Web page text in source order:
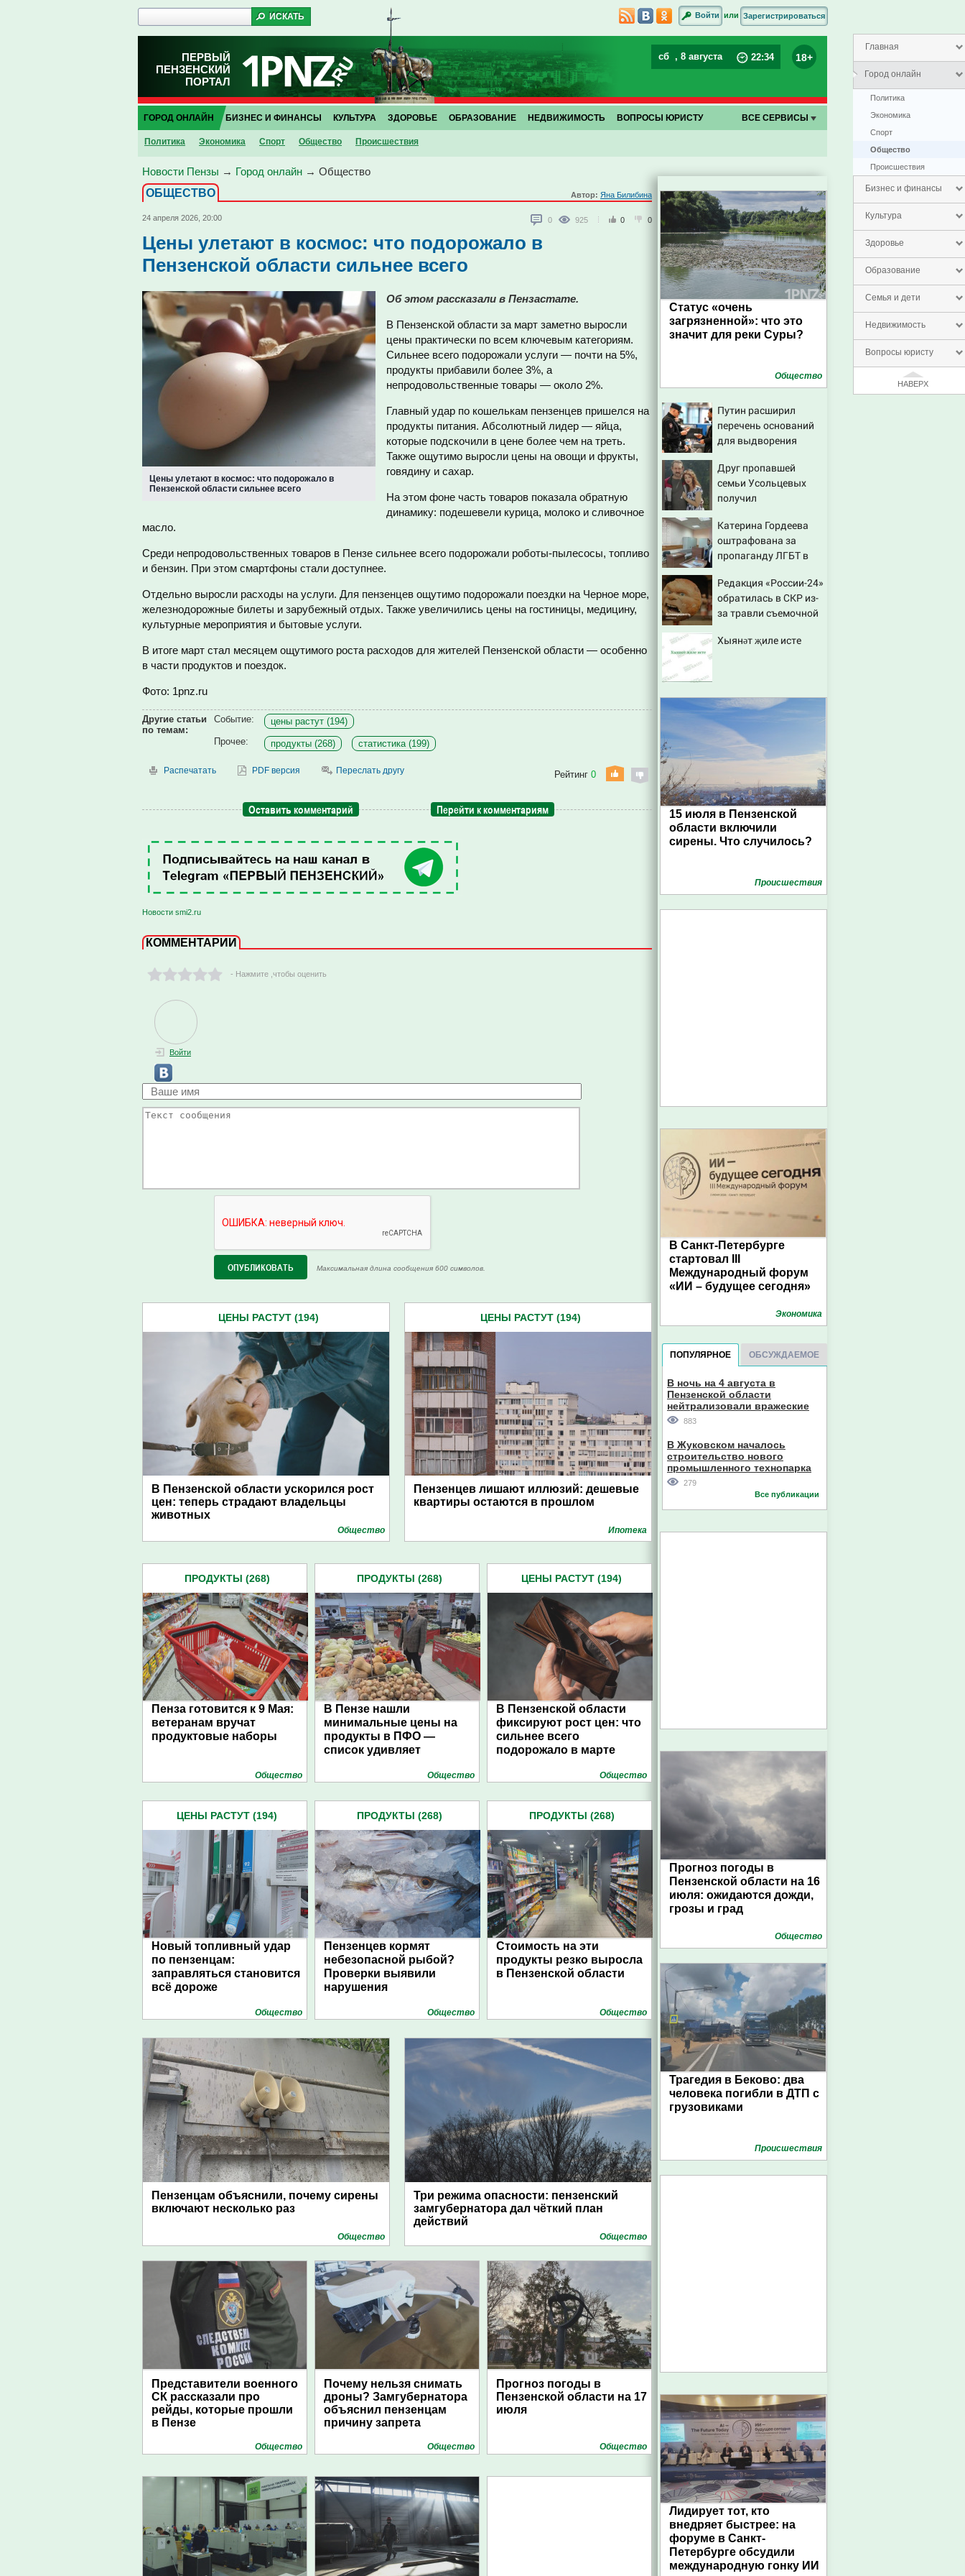
Главная
Город онлайн
Политика
Экономика
Спорт
Общество
Проиcшествия
Бизнес и финансы
Культура
Здоровье
Образование
Семья и дети
Недвижимость
Вопросы юристу
НАВЕРХ
Войти или Зарегистрироваться
ПЕРВЫЙ
ПЕНЗЕНСКИЙ
ПОРТАЛ
сб , 8 августа 22:34 18+
ГОРОД ОНЛАЙН
Политика Экономика Спорт Общество Проиcшествия
БИЗНЕС И ФИНАНСЫ КУЛЬТУРА ЗДОРОВЬЕ ОБРАЗОВАНИЕ НЕДВИЖИМОСТЬ ВОПРОСЫ ЮРИСТУ ВСЕ СЕРВИСЫ
Новости Пензы → Город онлайн → Общество
ОБЩЕСТВО
Автор: Яна Билибина
24 апреля 2026, 20:00 0 925 0 0
Цены улетают в космос: что подорожало в
Пензенской области сильнее всего
Цены улетают в космос: что подорожало в
Пензенской области сильнее всего
Об этом рассказали в Пензастате.
В Пензенской области за март заметно выросли
цены практически по всем ключевым категориям.
Сильнее всего подорожали услуги — почти на 5%,
продукты прибавили более 3%, а
непродовольственные товары — около 2%.
Главный удар по кошелькам пензенцев пришелся на
продукты питания. Абсолютный лидер — яйца,
которые подскочили в цене более чем на треть.
Также ощутимо выросли цены на овощи и фрукты,
говядину и сахар.
На этом фоне часть товаров показала обратную
динамику: подешевели курица, молоко и сливочное
масло.
Среди непродовольственных товаров в Пензе сильнее всего подорожали роботы-пылесосы, топливо
и бензин. При этом смартфоны стали доступнее.
Отдельно выросли расходы на услуги. Для пензенцев ощутимо подорожали поездки на Черное море,
железнодорожные билеты и зарубежный отдых. Также увеличились цены на гостиницы, медицину,
культурные мероприятия и бытовые услуги.
В итоге март стал месяцем ощутимого роста расходов для жителей Пензенской области — особенно
в части продуктов и поездок.
Фото: 1pnz.ru
Другие статьи
по темам:
Событие:
цены растут (194)
Прочее:
продукты (268) статистика (199)
Распечатать PDF версия Переслать другу Рейтинг 0
Оставить комментарий Перейти к комментариям
Новости smi2.ru
КОММЕНТАРИИ
- Нажмите ,чтобы оценить
Войти
Максимальная длина сообщения 600 символов.
ЦЕНЫ РАСТУТ (194)
В Пензенской области ускорился рост
цен: теперь страдают владельцы
животных
Общество
ЦЕНЫ РАСТУТ (194)
Пензенцев лишают иллюзий: дешевые
квартиры остаются в прошлом
Ипотека
ПРОДУКТЫ (268)
Пенза готовится к 9 Мая:
ветеранам вручат
продуктовые наборы
Общество
ПРОДУКТЫ (268)
В Пензе нашли
минимальные цены на
продукты в ПФО —
список удивляет
Общество
ЦЕНЫ РАСТУТ (194)
В Пензенской области
фиксируют рост цен: что
сильнее всего
подорожало в марте
Общество
ЦЕНЫ РАСТУТ (194)
Новый топливный удар
по пензенцам:
заправляться становится
всё дороже
Общество
ПРОДУКТЫ (268)
Пензенцев кормят
небезопасной рыбой?
Проверки выявили
нарушения
Общество
ПРОДУКТЫ (268)
Стоимость на эти
продукты резко выросла
в Пензенской области
Общество
Пензенцам объяснили, почему сирены
включают несколько раз
Общество
Три режима опасности: пензенский
замгубернатора дал чёткий план
действий
Общество
Представители военного
СК рассказали про
рейды, которые прошли
в Пензе
Общество
Почему нельзя снимать
дроны? Замгубернатора
объяснил пензенцам
причину запрета
Общество
Прогноз погоды в
Пензенской области на 17
июля
Общество
Статус «очень
загрязненной»: что это
значит для реки Суры?
Общество
Путин расширил
перечень оснований
для выдворения
Друг пропавшей
семьи Усольцевых
получил
них
Катерина Гордеева
оштрафована за
пропаганду ЛГБТ в
на Вести.ru
Редакция «России-24»
обратилась в СКР из-
за травли съемочной
Хыянәт җиле исте
15 июля в Пензенской
области включили
сирены. Что случилось?
Проиcшествия
В Санкт-Петербурге
стартовал III
Международный форум
«ИИ – будущее сегодня»
Экономика
ПОПУЛЯРНОЕ ОБСУЖДАЕМОЕ
В ночь на 4 августа в
Пензенской области
нейтрализовали вражеские
дроны
883
В Жуковском началось
строительство нового
промышленного технопарка
279
Все публикации
Прогноз погоды в
Пензенской области на 16
июля: ожидаются дожди,
грозы и град
Общество
Трагедия в Беково: два
человека погибли в ДТП с
грузовиками
Проиcшествия
Лидирует тот, кто
внедряет быстрее: на
форуме в Санкт-
Петербурге обсудили
международную гонку ИИ